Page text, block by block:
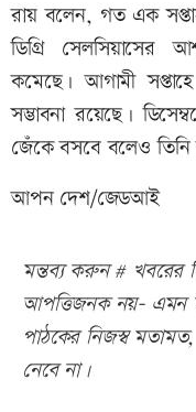
রায় বলেন, গত এক
ডিগ্রি
কমেছে। আগামী
সম্ভাবনা রয়েছে।
জেঁকে বসবে বলেও তিনি
আপন দেশ/জেডআই
মন্তব্য করুন # খবরের
আপত্তিজনক নয়- এমন
পাঠকের নিজস্ব
নেবে না।